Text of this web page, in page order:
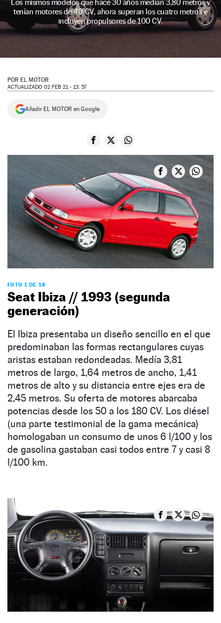
NEWSLETTER
SÍGUENOS
Los mismos modelos que hace 30 años medían 3,80 metros y
tenían motores de 40 CV, ahora superan los cuatro metros e
incluyen propulsores de 100 CV.
POR EL MOTOR
ACTUALIZADO 02 FEB 21 - 13: 57
Añadir EL MOTOR en Google
FOTO 1 DE 18
Seat Ibiza // 1993 (segunda
generación)
El Ibiza presentaba un diseño sencillo en el que
predominaban las formas rectangulares cuyas
aristas estaban redondeadas. Medía 3,81
metros de largo, 1,64 metros de ancho, 1,41
metros de alto y su distancia entre ejes era de
2,45 metros. Su oferta de motores abarcaba
potencias desde los 50 a los 180 CV. Los diésel
(una parte testimonial de la gama mecánica)
homologaban un consumo de unos 6 l/100 y los
de gasolina gastaban casi todos entre 7 y casi 8
l/100 km.